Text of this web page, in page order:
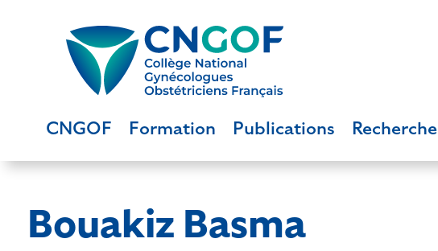
CNGOF Formation Publications Recherche
Bouakiz Basma